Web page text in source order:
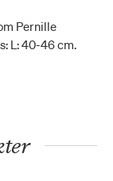
Pernille
L: 40-46 cm.